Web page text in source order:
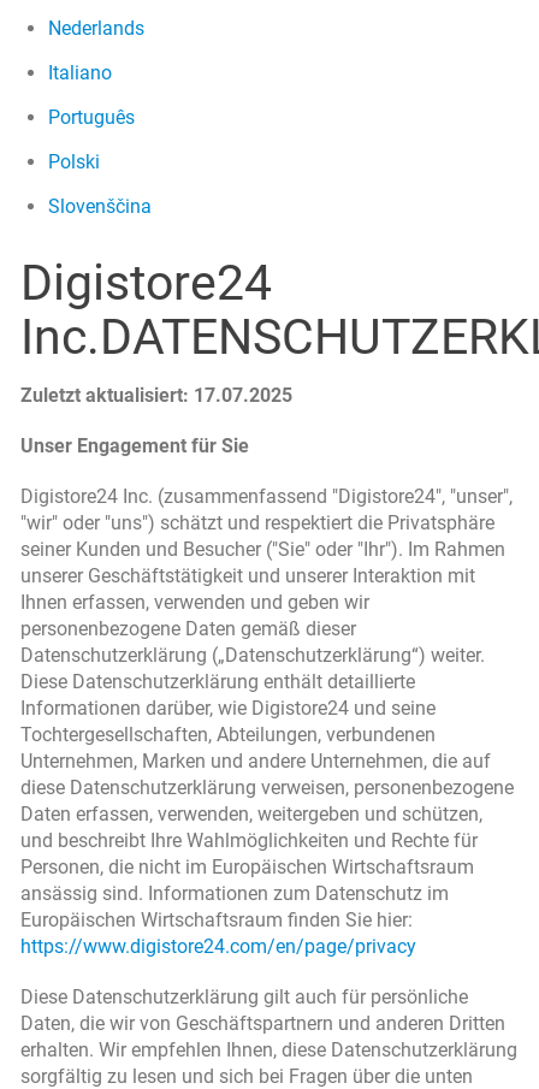
Nederlands
Italiano
Português
Polski
Slovenščina
Digistore24
Zuletzt aktualisiert: 17.07.2025
Unser Engagement für Sie
Digistore24 Inc. (zusammenfassend "Digistore24", "unser",
"wir" oder "uns") schätzt und respektiert die Privatsphäre
seiner Kunden und Besucher ("Sie" oder "Ihr"). Im Rahmen
unserer Geschäftstätigkeit und unserer Interaktion mit
Ihnen erfassen, verwenden und geben wir
personenbezogene Daten gemäß dieser
Datenschutzerklärung („Datenschutzerklärung“) weiter.
Diese Datenschutzerklärung enthält detaillierte
Informationen darüber, wie Digistore24 und seine
Tochtergesellschaften, Abteilungen, verbundenen
Unternehmen, Marken und andere Unternehmen, die auf
diese Datenschutzerklärung verweisen, personenbezogene
Daten erfassen, verwenden, weitergeben und schützen,
und beschreibt Ihre Wahlmöglichkeiten und Rechte für
Personen, die nicht im Europäischen Wirtschaftsraum
ansässig sind. Informationen zum Datenschutz im
Europäischen Wirtschaftsraum finden Sie hier:
https://www.digistore24.com/en/page/privacy
Diese Datenschutzerklärung gilt auch für persönliche
Daten, die wir von Geschäftspartnern und anderen Dritten
erhalten. Wir empfehlen Ihnen, diese Datenschutzerklärung
sorgfältig zu lesen und sich bei Fragen über die unten